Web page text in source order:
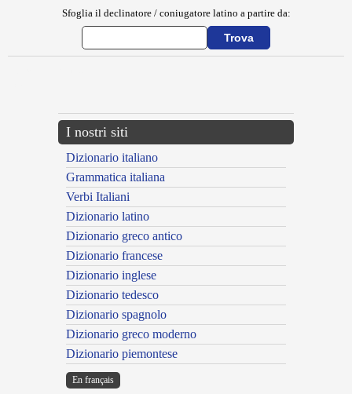
Sfoglia il declinatore / coniugatore latino a partire da:
I nostri siti
Dizionario italiano
Grammatica italiana
Verbi Italiani
Dizionario latino
Dizionario greco antico
Dizionario francese
Dizionario inglese
Dizionario tedesco
Dizionario spagnolo
Dizionario greco moderno
Dizionario piemontese
En français